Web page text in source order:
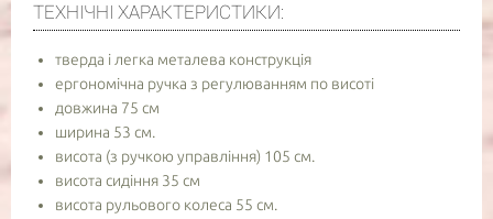
ТЕХНІЧНІ ХАРАКТЕРИСТИКИ:
тверда і легка металева конструкція
ергономічна ручка з регулюванням по висоті
довжина 75 см
ширина 53 см.
висота (з ручкою управління) 105 см.
висота сидіння 35 см
висота рульового колеса 55 см.